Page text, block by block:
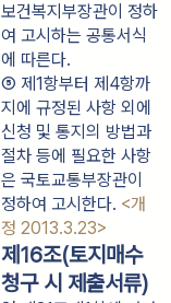
보건복지부장관이 정하
여 고시하는 공통서식
에 따른다.
⑤ 제1항부터 제4항까
지에 규정된 사항 외에
신청 및 통지의 방법과
절차 등에 필요한 사항
은 국토교통부장관이
정하여 고시한다. <개
정 2013.3.23>
제16조(토지매수
청구 시 제출서류)